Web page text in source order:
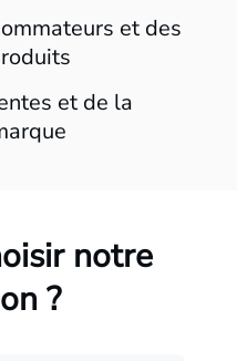
et des
et de la
notre
?